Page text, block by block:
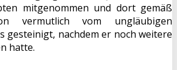
mitgenommen und dort gemäß
vermutlich vom ungläubigen
gesteinigt, nachdem er noch weitere
hatte.